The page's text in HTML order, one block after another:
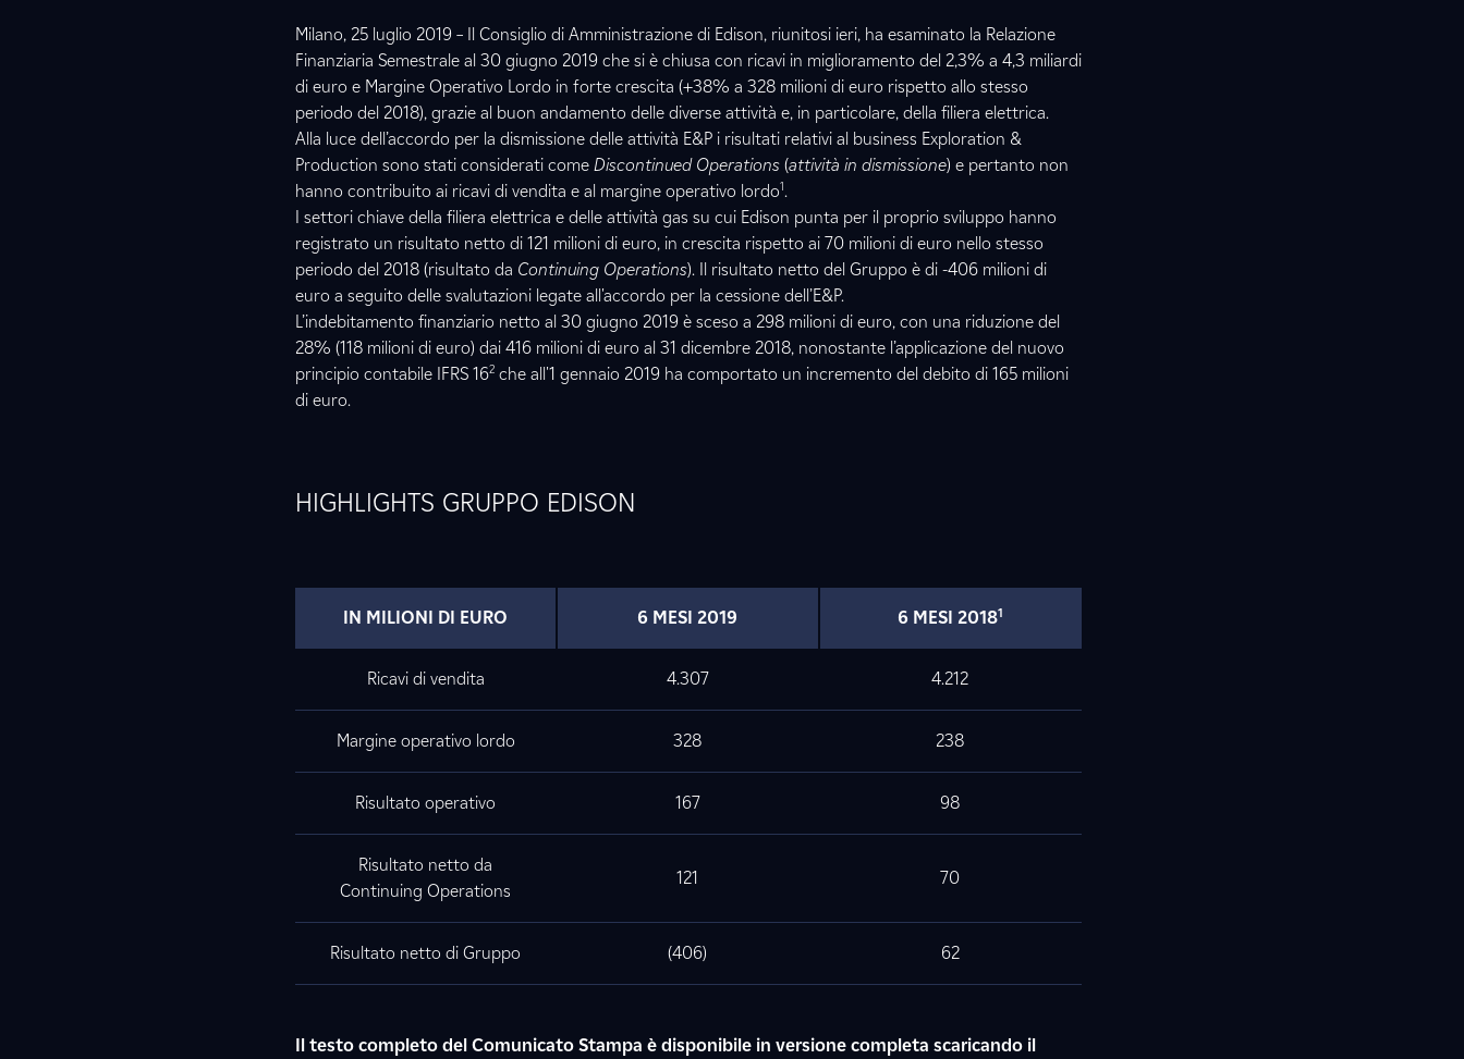
Milano, 25 luglio 2019 – Il Consiglio di Amministrazione di Edison, riunitosi ieri, ha esaminato la Relazione
Finanziaria Semestrale al 30 giugno 2019 che si è chiusa con ricavi in miglioramento del 2,3% a 4,3 miliardi
di euro e Margine Operativo Lordo in forte crescita (+38% a 328 milioni di euro rispetto allo stesso
periodo del 2018), grazie al buon andamento delle diverse attività e, in particolare, della filiera elettrica.
Alla luce dell’accordo per la dismissione delle attività E&P i risultati relativi al business Exploration &
Production sono stati considerati come Discontinued Operations(attività in dismissione) e pertanto non
hanno contribuito ai ricavi di vendita e al margine operativo lordo1.
I settori chiave della filiera elettrica e delle attività gas su cui Edison punta per il proprio sviluppo hanno
registrato un risultato netto di 121 milioni di euro, in crescita rispetto ai 70 milioni di euro nello stesso
periodo del 2018 (risultato da Continuing Operations). Il risultato netto del Gruppo è di -406 milioni di
euro a seguito delle svalutazioni legate all'accordo per la cessione dell’E&P.
L’indebitamento finanziario netto al 30 giugno 2019 è sceso a 298 milioni di euro, con una riduzione del
28% (118 milioni di euro) dai 416 milioni di euro al 31 dicembre 2018, nonostante l’applicazione del nuovo
principio contabile IFRS 162che all'1 gennaio 2019 ha comportato un incremento del debito di 165 milioni
di euro.
HIGHLIGHTS GRUPPO EDISON
IN MILIONI DI EURO 6 MESI 2019 6 MESI 20181
Ricavi di vendita 4.307 4.212
Margine operativo lordo 328 238
Risultato operativo 167 98
Risultato netto da
Continuing Operations
121 70
Risultato netto di Gruppo (406) 62
Il testo completo del Comunicato Stampa è disponibile in versione completa scaricando il